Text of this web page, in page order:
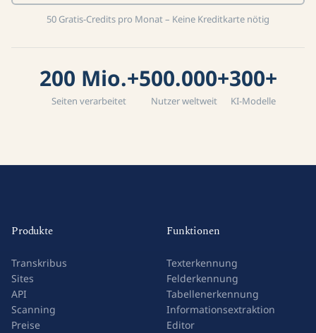
50 Gratis-Credits pro Monat – Keine Kreditkarte nötig
200 Mio.+
Seiten verarbeitet
500.000+
Nutzer weltweit
300+
KI-Modelle
Produkte
Transkribus
Sites
API
Scanning
Preise
Funktionen
Texterkennung
Felderkennung
Tabellenerkennung
Informationsextraktion
Editor